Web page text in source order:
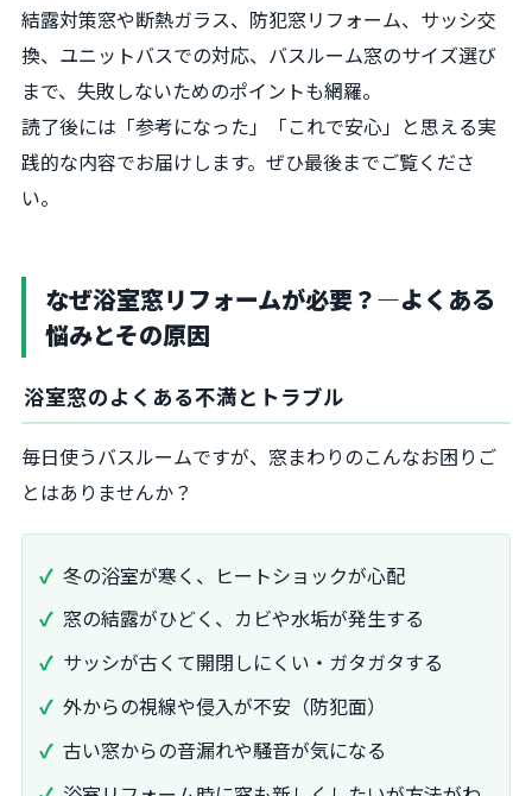
結露対策窓や断熱ガラス、防犯窓リフォーム、サッシ交
換、ユニットバスでの対応、バスルーム窓のサイズ選び
まで、失敗しないためのポイントも網羅。
読了後には「参考になった」「これで安心」と思える実
践的な内容でお届けします。ぜひ最後までご覧くださ
い。
なぜ浴室窓リフォームが必要？―よくある
悩みとその原因
浴室窓のよくある不満とトラブル
毎日使うバスルームですが、窓まわりのこんなお困りご
とはありませんか？
冬の浴室が寒く、ヒートショックが心配
窓の結露がひどく、カビや水垢が発生する
サッシが古くて開閉しにくい・ガタガタする
外からの視線や侵入が不安（防犯面）
古い窓からの音漏れや騒音が気になる